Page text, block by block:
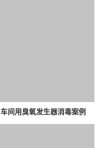
车间用臭氧发生器消毒案例